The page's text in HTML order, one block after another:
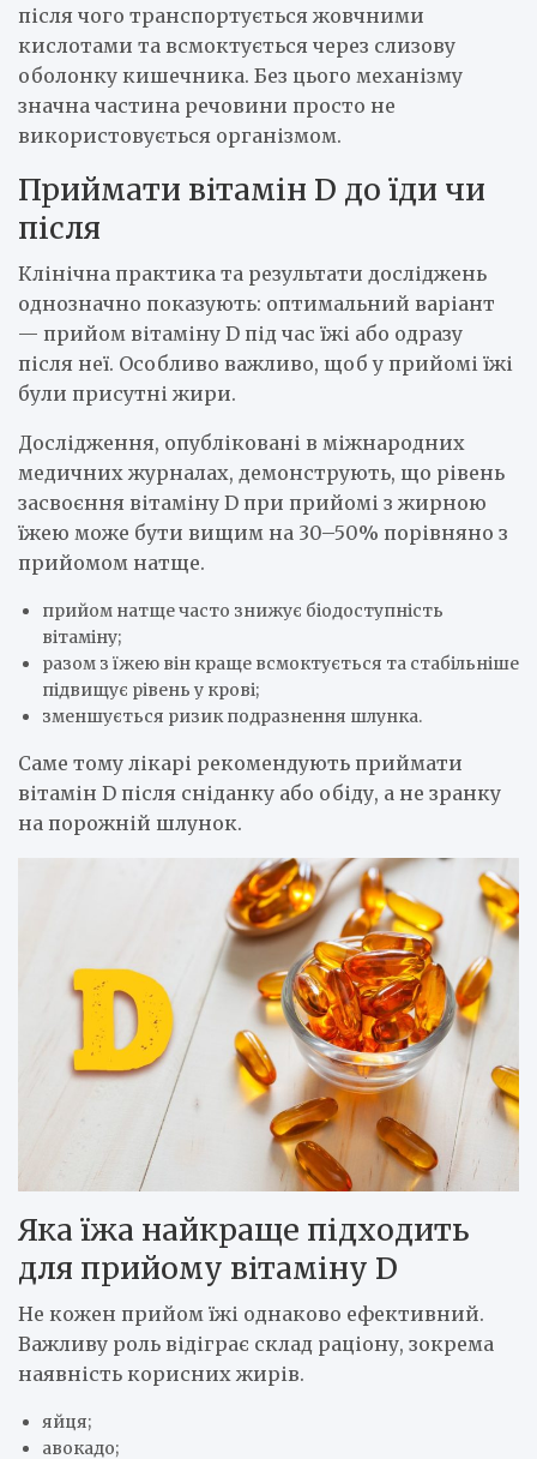
після чого транспортується жовчними
кислотами та всмоктується через слизову
оболонку кишечника. Без цього механізму
значна частина речовини просто не
використовується організмом.
Приймати вітамін D до їди чи
після
Клінічна практика та результати досліджень
однозначно показують: оптимальний варіант
— прийом вітаміну D під час їжі або одразу
після неї. Особливо важливо, щоб у прийомі їжі
були присутні жири.
Дослідження, опубліковані в міжнародних
медичних журналах, демонструють, що рівень
засвоєння вітаміну D при прийомі з жирною
їжею може бути вищим на 30–50% порівняно з
прийомом натще.
прийом натще часто знижує біодоступність
вітаміну;
разом з їжею він краще всмоктується та стабільніше
підвищує рівень у крові;
зменшується ризик подразнення шлунка.
Саме тому лікарі рекомендують приймати
вітамін D після сніданку або обіду, а не зранку
на порожній шлунок.
Яка їжа найкраще підходить
для прийому вітаміну D
Не кожен прийом їжі однаково ефективний.
Важливу роль відіграє склад раціону, зокрема
наявність корисних жирів.
яйця;
авокадо;